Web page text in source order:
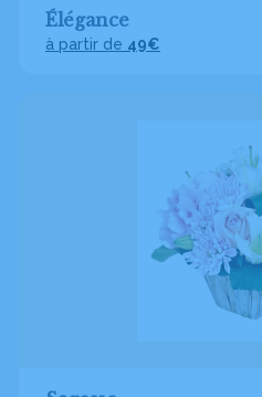
Élégance
à partir de 49€